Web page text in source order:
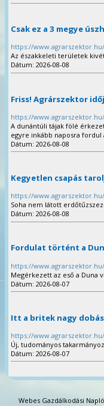
Csak ez a 3 megye
https://
Az északkeleti területek
Dátum: 2026-08-08
Friss! Agrárszektor
https://
A dunántúli tájak fölé
egyre inkább naposra fordul
Dátum: 2026-08-08
Kegyetlen csapás
https://
Soha nem látott
Dátum: 2026-08-08
Fordulat történt a
https://
Megérkezett az eső a Duna
Dátum: 2026-08-07
Itt a britek nagy
https://
Új, tudományos
Dátum: 2026-08-07
Webes Gazdálkodási